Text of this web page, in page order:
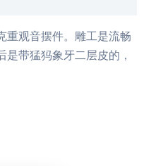
重观音摆件。雕工是流畅
带猛犸象牙二层皮的，